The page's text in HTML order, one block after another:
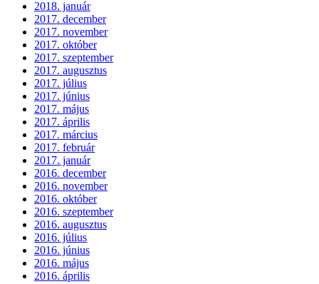
2018. január
2017. december
2017. november
2017. október
2017. szeptember
2017. augusztus
2017. július
2017. június
2017. május
2017. április
2017. március
2017. február
2017. január
2016. december
2016. november
2016. október
2016. szeptember
2016. augusztus
2016. július
2016. június
2016. május
2016. április